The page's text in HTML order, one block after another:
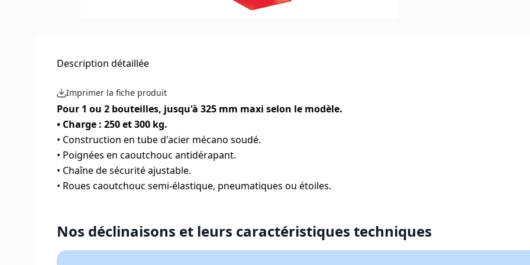
Description détaillée
Imprimer la fiche produit
Pour 1 ou 2 bouteilles, jusqu'à 325 mm maxi selon le modèle.
• Charge : 250 et 300 kg.
• Construction en tube d'acier mécano soudé.
• Poignées en caoutchouc antidérapant.
• Chaîne de sécurité ajustable.
• Roues caoutchouc semi-élastique, pneumatiques ou étoiles.
Nos déclinaisons et leurs caractéristiques techniques